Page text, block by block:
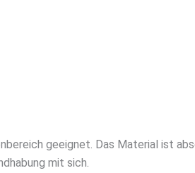
geeignet. Das Material ist
mit sich.